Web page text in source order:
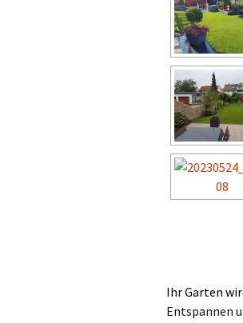
Ihr Garten
Entspannen